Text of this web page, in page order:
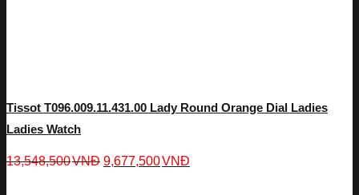
Tissot T096.009.11.431.00 Lady Round Orange Dial Ladies
Ladies Watch
13,548,500VNĐ 9,677,500VNĐ